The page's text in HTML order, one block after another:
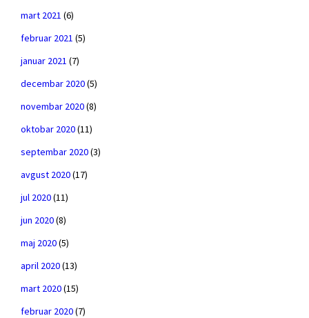
mart 2021 (6)
februar 2021 (5)
januar 2021 (7)
decembar 2020(5)
novembar 2020(8)
oktobar 2020(11)
septembar 2020(3)
avgust 2020(17)
jul 2020(11)
jun 2020(8)
maj 2020(5)
april 2020(13)
mart 2020(15)
februar 2020(7)